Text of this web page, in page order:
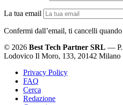
La tua email
Confermi dall’email, ti cancelli
© 2026 Best Tech Partner SRL —
Lodovico Il Moro, 133, 20142 Milano
Privacy Policy
FAQ
Cerca
Redazione